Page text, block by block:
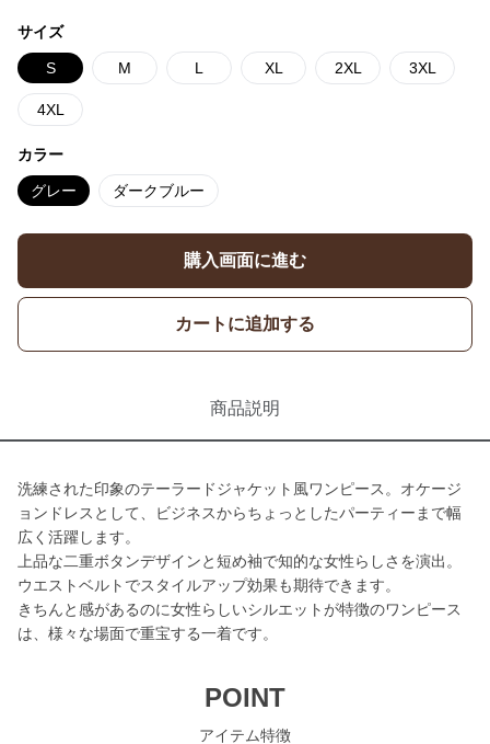
サイズ
S M L XL 2XL 3XL
4XL
カラー
グレー ダークブルー
購入画面に進む
カートに追加する
商品説明
洗練された印象のテーラードジャケット風ワンピース。オケージ
ョンドレスとして、ビジネスからちょっとしたパーティーまで幅
広く活躍します。
上品な二重ボタンデザインと短め袖で知的な女性らしさを演出。
ウエストベルトでスタイルアップ効果も期待できます。
きちんと感があるのに女性らしいシルエットが特徴のワンピース
は、様々な場面で重宝する一着です。
POINT
アイテム特徴